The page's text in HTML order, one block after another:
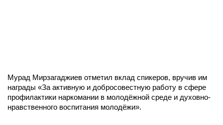
Мурад Мирзагаджиев отметил вклад спикеров, вручив им
награды «За активную и добросовестную работу в сфере
профилактики наркомании в молодёжной среде и духовно-
нравственного воспитания молодёжи».